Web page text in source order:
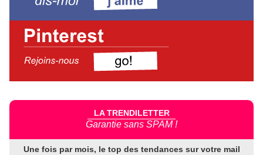
LA TRENDILETTER
Garantie sans SPAM !
Une fois par mois, le top des tendances sur votre mail